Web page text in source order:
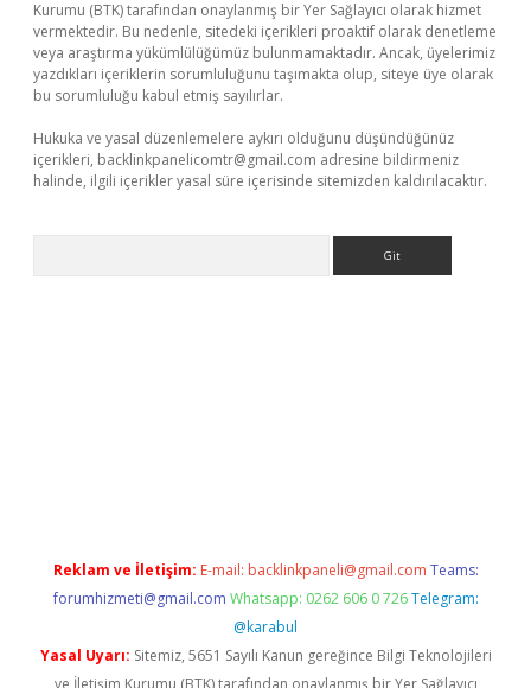
Kurumu (BTK) tarafından onaylanmış bir Yer Sağlayıcı olarak hizmet
vermektedir. Bu nedenle, sitedeki içerikleri proaktif olarak denetleme
veya araştırma yükümlülüğümüz bulunmamaktadır. Ancak, üyelerimiz
yazdıkları içeriklerin sorumluluğunu taşımakta olup, siteye üye olarak
bu sorumluluğu kabul etmiş sayılırlar.
Hukuka ve yasal düzenlemelere aykırı olduğunu düşündüğünüz
içerikleri, backlinkpanelicomtr@gmail.com adresine bildirmeniz
halinde, ilgili içerikler yasal süre içerisinde sitemizden kaldırılacaktır.
Reklam ve İletişim: E-mail: backlinkpaneli@gmail.com Teams:
forumhizmeti@gmail.com Whatsapp: 0262 606 0 726 Telegram:
@karabul
Yasal Uyarı: Sitemiz, 5651 Sayılı Kanun gereğince Bilgi Teknolojileri
ve İletişim Kurumu (BTK) tarafından onaylanmış bir Yer Sağlayıcı